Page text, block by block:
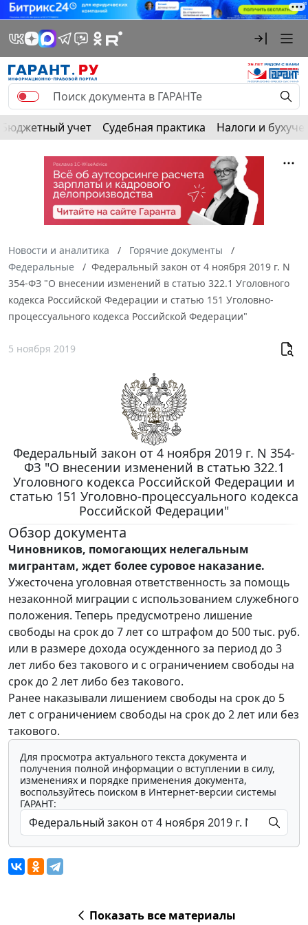
Бюджетный учет Судебная практика Налоги и
Новости и аналитика
Горячие документы
Федеральные
Федеральный закон от 4 ноября 2019 г. N
354-ФЗ "О внесении изменений в статью 322.1 Уголовного
кодекса Российской Федерации и статью 151 Уголовно-
процессуального кодекса Российской Федерации"
5 ноября 2019
Федеральный закон от 4 ноября 2019 г. N 354-
ФЗ "О внесении изменений в статью 322.1
Уголовного кодекса Российской Федерации и
статью 151 Уголовно-процессуального кодекса
Российской Федерации"
Обзор документа
Чиновников, помогающих нелегальным
мигрантам, ждет более суровое наказание.
Ужесточена уголовная ответственность за помощь
незаконной миграции с использованием служебного
положения. Теперь предусмотрено лишение
свободы на срок до 7 лет со штрафом до 500 тыс. руб.
или в размере дохода осужденного за период до 3
лет либо без такового и с ограничением свободы на
срок до 2 лет либо без такового.
Ранее наказывали лишением свободы на срок до 5
лет с ограничением свободы на срок до 2 лет или без
такового.
Для просмотра актуального текста документа и
получения полной информации о вступлении в силу,
изменениях и порядке применения документа,
воспользуйтесь поиском в Интернет-версии системы
ГАРАНТ:
Показать все материалы